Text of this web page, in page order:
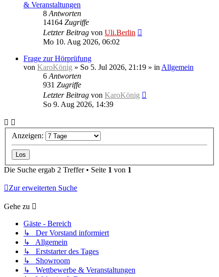
& Veranstaltungen
8 Antworten
14164 Zugriffe
Letzter Beitrag von Uli.Berlin
Mo 10. Aug 2026, 06:02
Frage zur Hörprüfung
von KaroKönig » So 5. Jul 2026, 21:19 » in Allgemein
6 Antworten
931 Zugriffe
Letzter Beitrag von KaroKönig
So 9. Aug 2026, 14:39
Anzeigen:
Die Suche ergab 2 Treffer • Seite 1 von 1
Zur erweiterten Suche
Gehe zu
Gäste - Bereich
↳ Der Vorstand informiert
↳ Allgemein
↳ Erststarter des Tages
↳ Showroom
↳ Wettbewerbe & Veranstaltungen